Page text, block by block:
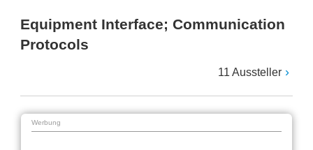
Equipment Interface; Communication
Protocols
11 Aussteller
Werbung